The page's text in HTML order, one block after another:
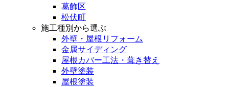
葛飾区
松伏町
施工種別から選ぶ
外壁・屋根リフォーム
金属サイディング
屋根カバー工法・葺き替え
外壁塗装
屋根塗装